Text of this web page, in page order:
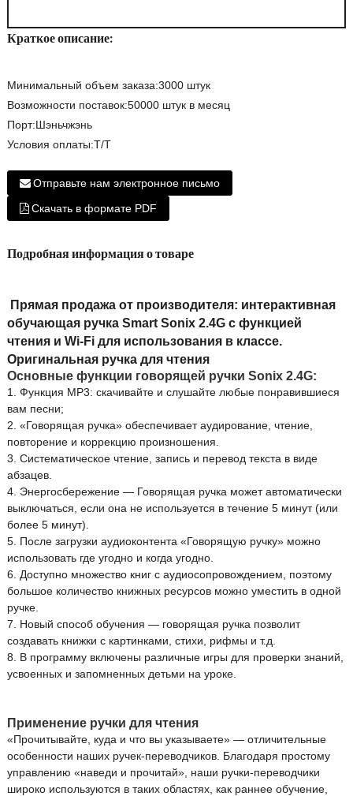
Краткое описание:
Минимальный объем заказа:3000 штук
Возможности поставок:50000 штук в месяц
Порт:Шэньчжэнь
Условия оплаты:Т/Т
Отправьте нам электронное письмо
Скачать в формате PDF
Подробная информация о товаре
Прямая продажа от производителя: интерактивная
обучающая ручка Smart Sonix 2.4G с функцией
чтения и Wi-Fi для использования в классе.
Оригинальная ручка для чтения
Основные функции говорящей ручки Sonix 2.4G:
1. Функция MP3: скачивайте и слушайте любые понравившиеся
вам песни;
2. «Говорящая ручка» обеспечивает аудирование, чтение,
повторение и коррекцию произношения.
3. Систематическое чтение, запись и перевод текста в виде
абзацев.
4. Энергосбережение — Говорящая ручка может автоматически
выключаться, если она не используется в течение 5 минут (или
более 5 минут).
5. После загрузки аудиоконтента «Говорящую ручку» можно
использовать где угодно и когда угодно.
6. Доступно множество книг с аудиосопровождением, поэтому
большое количество книжных ресурсов можно уместить в одной
ручке.
7. Новый способ обучения — говорящая ручка позволит
создавать книжки с картинками, стихи, рифмы и т.д.
8. В программу включены различные игры для проверки знаний,
усвоенных и запомненных детьми на уроке.
Применение ручки для чтения
«Прочитывайте, куда и что вы указываете» — отличительные
особенности наших ручек-переводчиков. Благодаря простому
управлению «наведи и прочитай», наши ручки-переводчики
широко используются в таких областях, как раннее обучение,